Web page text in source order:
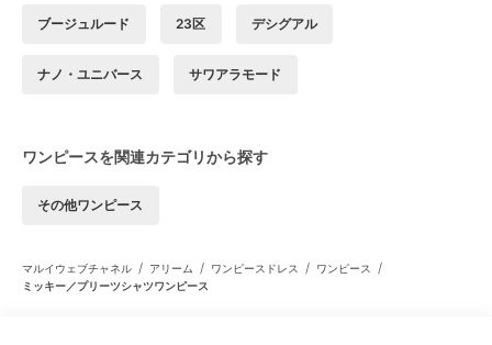
ブージュルード 23区 デシグアル
ナノ・ユニバース サワアラモード
ワンピースを関連カテゴリから探す
その他ワンピース
マルイウェブチャネル / アリーム / ワンピースドレス / ワンピース /
ミッキー／プリーツシャツワンピース